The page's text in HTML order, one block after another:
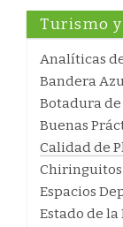
Turismo y
Analíticas
Bandera
Botadura
Buenas
Calidad de
Chiringuitos
Espacios
Estado de